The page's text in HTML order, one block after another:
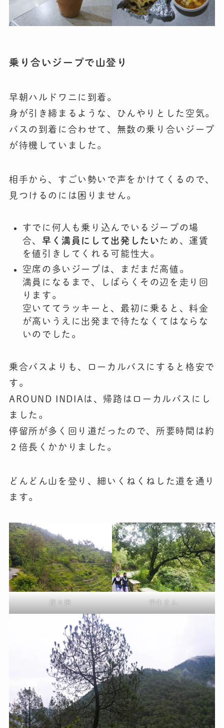
乗り合いジープで山登り
早朝ハルドワニに到着。
身が引き締まるような、ひんやりとした空気。
バスの到着に合わせて、無数の乗り合いジープ
が待機していました。
相手から、すごい勢いで声をかけてくるので、
見つけるのには困りません。
すでに何人も乗り込んでいるジープの場
合、早く満員にして出発したい ため、運賃
を値引きしてくれる可能性大。
空席の多いジープは、まだまだ高値。
満員になるまで、しばらくその辺を走り回
ります。
空いててラッキーと、最初に乗ると、料金
が高いうえに出発まで待たなくてはならな
いのでした。
乗合バスよりも、ローカルバスにすると格安で
す。
AROUND INDIAは、帰路はローカルバスにし
ました。
停留所が多く回り道だったので、所要時間は約
２倍長くかかりました。
どんどん山を登り、細いくねくねした道を通り
ます。
段々畑 学生さん